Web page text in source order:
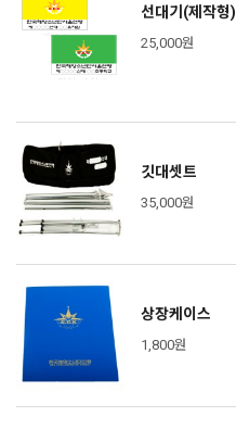
선대기(제작형)
25,000원
깃대셋트
35,000원
상장케이스
1,800원